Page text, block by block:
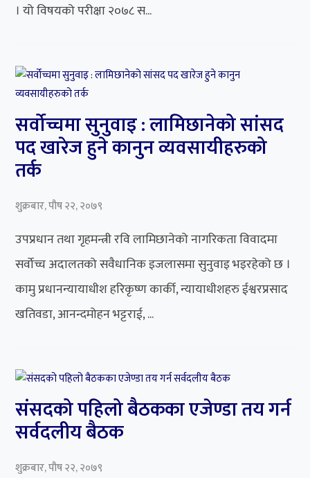
। यो विषयको परीक्षा २०७८ स...
सर्वोच्चमा सुनुवाइ : लामिछानेको सांसद
पद खारेज हुने कानुन व्यवसायीहरुको
तर्क
शुक्रबार, पौष २२, २०७९
उपप्रधान तथा गृहमन्त्री रवि लामिछानेको नागरिकता विवादमा
सर्वोच्च अदालतको सवैधानिक इजलासमा सुनुवाइ भइरहेको छ ।
कामु प्रधानन्यायाधीश हरिकृष्ण कार्की, न्यायाधीशहरु ईश्वरप्रसाद
खतिवडा, आनन्दमोहन भट्टराई, ...
संसदको पहिलो बैठकका एजेण्डा तय गर्न
सर्वदलीय बैठक
शुक्रबार, पौष २२, २०७९